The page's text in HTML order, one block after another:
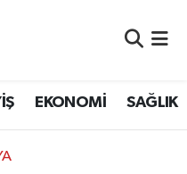
EKONOMİ SAĞLIK